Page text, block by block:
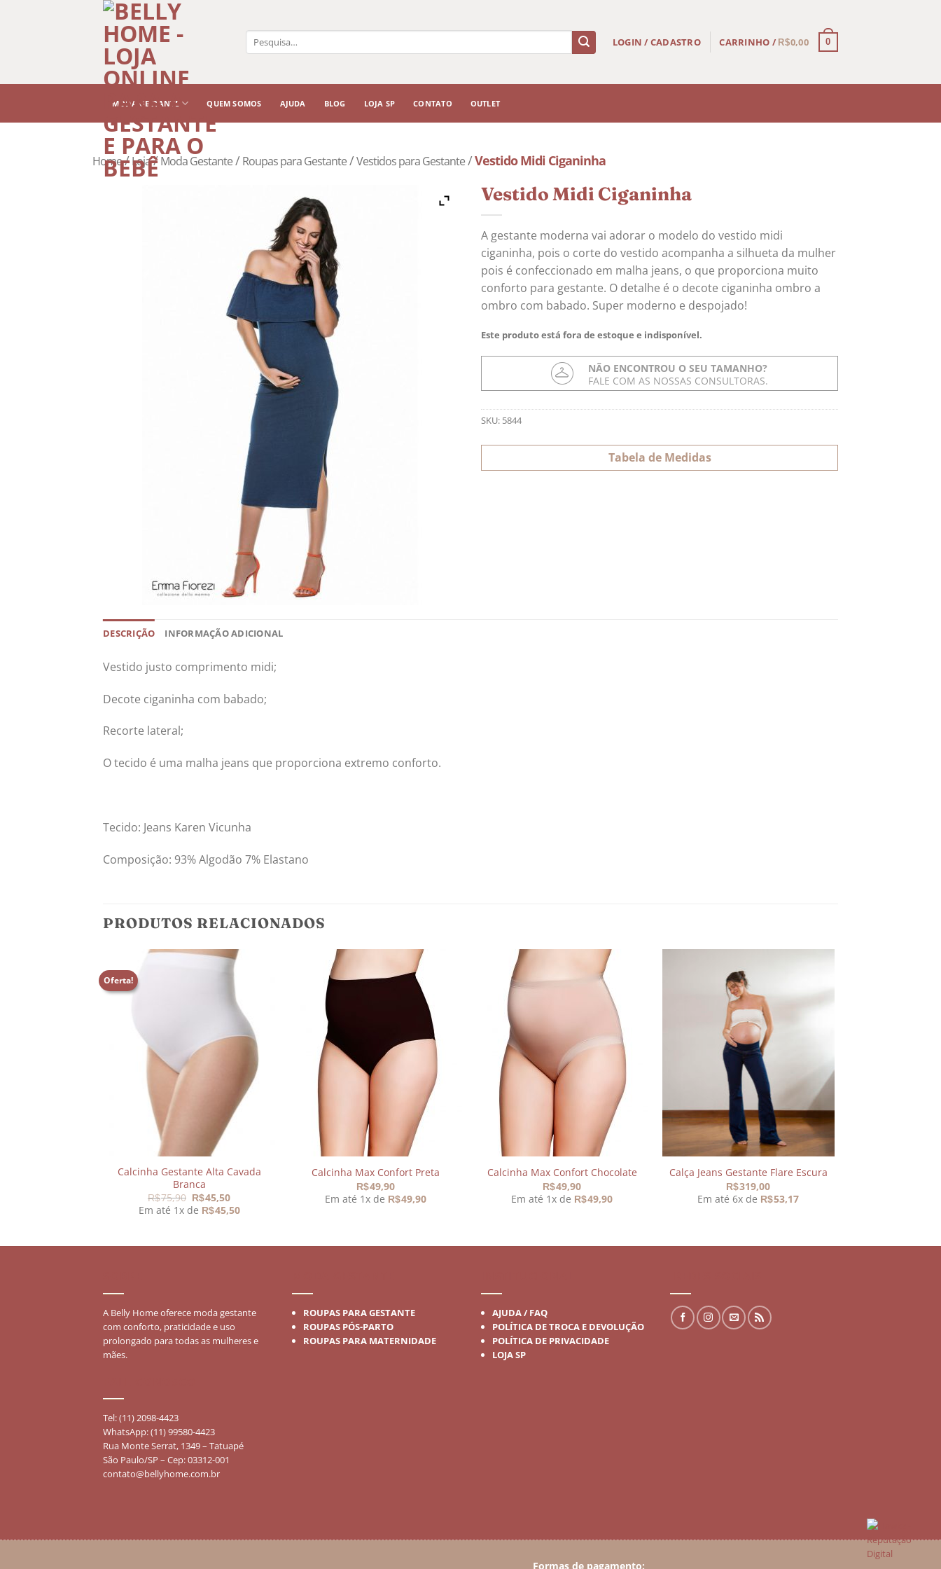
Pesquisar
LOGIN / CADASTRO CARRINHO / R$0,00 0
MODA GESTANTE QUEM SOMOS AJUDA BLOG LOJA SP CONTATO OUTLET
Home/Loja/Moda Gestante/Roupas para Gestante/Vestidos para Gestante/Vestido Midi Ciganinha
Vestido Midi Ciganinha
A gestante moderna vai adorar o modelo do vestido midi
ciganinha, pois o corte do vestido acompanha a silhueta da mulher
pois é confeccionado em malha jeans, o que proporciona muito
conforto para gestante. O detalhe é o decote ciganinha ombro a
ombro com babado. Super moderno e despojado!
Este produto está fora de estoque e indisponível.
NÃO ENCONTROU O SEU TAMANHO?
FALE COM AS NOSSAS CONSULTORAS.
SKU: 5844
Tabela de Medidas
DESCRIÇÃO INFORMAÇÃO ADICIONAL
Vestido justo comprimento midi;
Decote ciganinha com babado;
Recorte lateral;
O tecido é uma malha jeans que proporciona extremo conforto.
Tecido: Jeans Karen Vicunha
Composição: 93% Algodão 7% Elastano
PRODUTOS RELACIONADOS
Oferta!
Adicionar
aos
meus
desejos
Calcinha Gestante Alta Cavada
Branca
R$75,90 O
preço
original
R$45,50O
preço
atual
Em até 1x de R$45,50
Adicionar
aos
meus
desejos
Calcinha Max Confort Preta
R$49,90
Em até 1x de R$49,90
Adicionar
aos
meus
desejos
Calcinha Max Confort Chocolate
R$49,90
Em até 1x de R$49,90
Calça Jeans Gestante Flare Escura
R$319,00
Em até 6x de R$53,17
A Belly Home oferece moda gestante
com conforto, praticidade e uso
prolongado para todas as mulheres e
mães.
ROUPAS PARA GESTANTE
ROUPAS PÓS-PARTO
ROUPAS PARA MATERNIDADE
AJUDA / FAQ
POLÍTICA DE TROCA E DEVOLUÇÃO
POLÍTICA DE PRIVACIDADE
LOJA SP
Tel: (11) 2098-4423
WhatsApp: (11) 99580-4423
Rua Monte Serrat, 1349 – Tatuapé
São Paulo/SP – Cep: 03312-001
contato@bellyhome.com.br
Formas de pagamento: